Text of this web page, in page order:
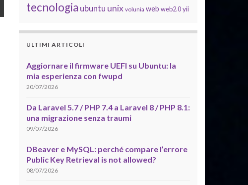
tecnologia ubuntu unix volunia web web2.0 yii
ULTIMI ARTICOLI
Aggiornare il firmware UEFI su Ubuntu: la
mia esperienza con fwupd
20/07/2026
Da Laravel 5.7 / PHP 7.4 a Laravel 8 / PHP 8.1:
una migrazione senza traumi
09/07/2026
DBeaver e MySQL: perché compare l’errore
Public Key Retrieval is not allowed?
08/07/2026